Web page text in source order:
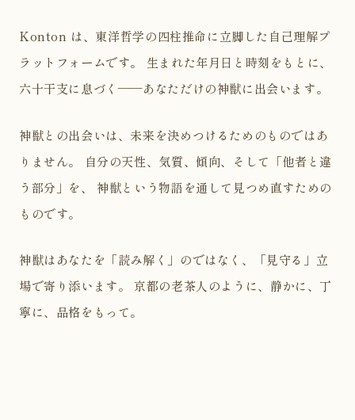
Konton は、東洋哲学の四柱推命に立脚した自己理解プ
ラットフォームです。 生まれた年月日と時刻をもとに、
六十干支に息づく——あなただけの神獣に出会います。
神獣との出会いは、未来を決めつけるためのものではあ
りません。 自分の天性、気質、傾向、そして「他者と違
う部分」を、 神獣という物語を通して見つめ直すための
ものです。
神獣はあなたを「読み解く」のではなく、「見守る」立
場で寄り添います。 京都の老茶人のように、静かに、丁
寧に、品格をもって。